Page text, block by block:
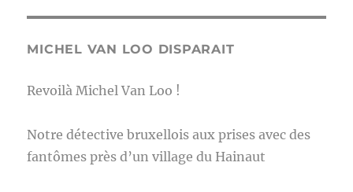
MICHEL VAN LOO DISPARAIT
Revoilà Michel Van Loo !
Notre détective bruxellois aux prises avec des
fantômes près d’un village du Hainaut